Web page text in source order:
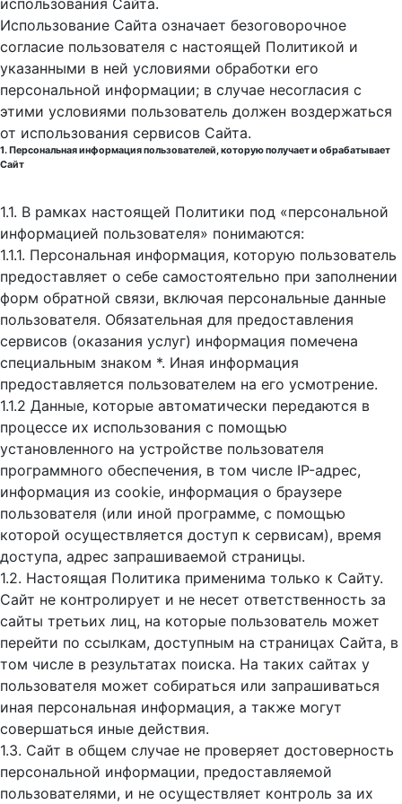
использования Cайта.
Использование Сайта означает безоговорочное
согласие пользователя с настоящей Политикой и
указанными в ней условиями обработки его
персональной информации; в случае несогласия с
этими условиями пользователь должен воздержаться
от использования сервисов Сайта.
1. Персональная информация пользователей, которую получает и обрабатывает
Сайт
1.1. В рамках настоящей Политики под «персональной
информацией пользователя» понимаются:
1.1.1. Персональная информация, которую пользователь
предоставляет о себе самостоятельно при заполнении
форм обратной связи, включая персональные данные
пользователя. Обязательная для предоставления
сервисов (оказания услуг) информация помечена
специальным знаком *. Иная информация
предоставляется пользователем на его усмотрение.
1.1.2 Данные, которые автоматически передаются в
процессе их использования с помощью
установленного на устройстве пользователя
программного обеспечения, в том числе IP-адрес,
информация из cookie, информация о браузере
пользователя (или иной программе, с помощью
которой осуществляется доступ к cервисам), время
доступа, адрес запрашиваемой страницы.
1.2. Настоящая Политика применима только к Сайту.
Сайт не контролирует и не несет ответственность за
сайты третьих лиц, на которые пользователь может
перейти по ссылкам, доступным на страницах Сайта, в
том числе в результатах поиска. На таких сайтах у
пользователя может собираться или запрашиваться
иная персональная информация, а также могут
совершаться иные действия.
1.3. Сайт в общем случае не проверяет достоверность
персональной информации, предоставляемой
пользователями, и не осуществляет контроль за их